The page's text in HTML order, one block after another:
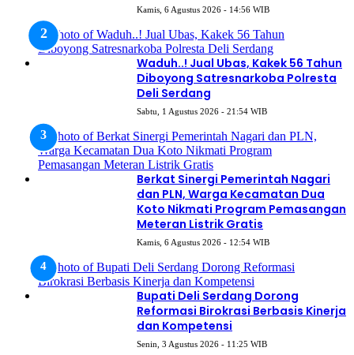
Kamis, 6 Agustus 2026 - 14:56 WIB
Waduh..! Jual Ubas, Kakek 56 Tahun
Diboyong Satresnarkoba Polresta
Deli Serdang
Sabtu, 1 Agustus 2026 - 21:54 WIB
Berkat Sinergi Pemerintah Nagari
dan PLN, Warga Kecamatan Dua
Koto Nikmati Program Pemasangan
Meteran Listrik Gratis
Kamis, 6 Agustus 2026 - 12:54 WIB
Bupati Deli Serdang Dorong
Reformasi Birokrasi Berbasis Kinerja
dan Kompetensi
Senin, 3 Agustus 2026 - 11:25 WIB